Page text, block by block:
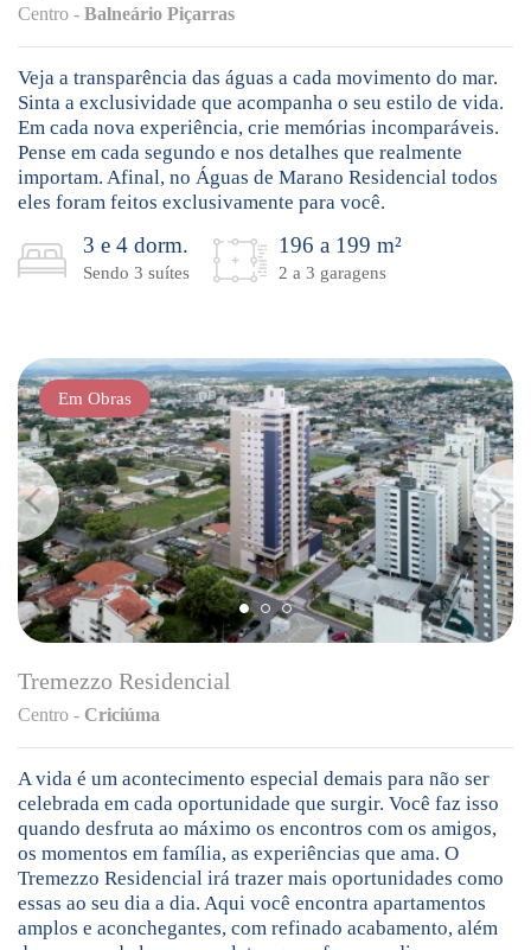
Centro - Balneário Piçarras
Veja a transparência das águas a cada movimento do mar.
Sinta a exclusividade que acompanha o seu estilo de vida.
Em cada nova experiência, crie memórias incomparáveis.
Pense em cada segundo e nos detalhes que realmente
importam. Afinal, no Águas de Marano Residencial todos
eles foram feitos exclusivamente para você.
3 e 4 dorm.
Sendo 3 suítes
196 a 199 m²
2 a 3 garagens
Em Obras
Tremezzo Residencial
Centro - Criciúma
A vida é um acontecimento especial demais para não ser
celebrada em cada oportunidade que surgir. Você faz isso
quando desfruta ao máximo os encontros com os amigos,
os momentos em família, as experiências que ama. O
Tremezzo Residencial irá trazer mais oportunidades como
essas ao seu dia a dia. Aqui você encontra apartamentos
amplos e aconchegantes, com refinado acabamento, além